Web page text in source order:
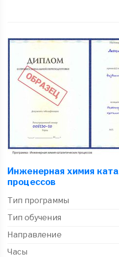
Инженерная химия
процессов
Тип программы
Тип обучения
Направление
Часы